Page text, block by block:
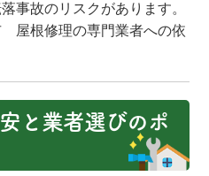
事故のリスクがあります。
屋根修理の専門業者への依
と業者選びのポ